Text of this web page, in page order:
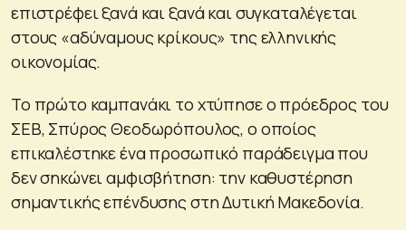
επιστρέφει ξανά και ξανά και συγκαταλέγεται
στους «αδύναμους κρίκους» της ελληνικής
οικονομίας.
Το πρώτο καμπανάκι το χτύπησε ο πρόεδρος του
ΣΕΒ, Σπύρος Θεοδωρόπουλος, ο οποίος
επικαλέστηκε ένα προσωπικό παράδειγμα που
δεν σηκώνει αμφισβήτηση: την καθυστέρηση
σημαντικής επένδυσης στη Δυτική Μακεδονία.